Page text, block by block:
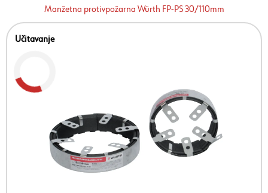
Manžetna protivpožarna Würth FP-PS 30/110mm
Učitavanje